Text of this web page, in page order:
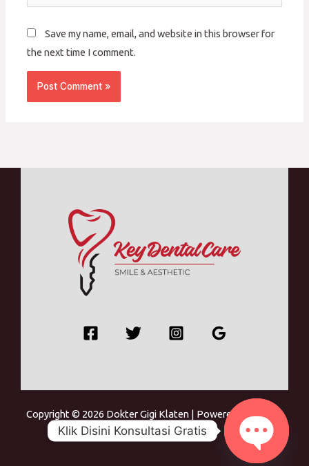
Save my name, email, and website in this browser for
the next time I comment.
Copyright © 2026 Dokter Gigi Klaten | Powered by Dokter
Gigi Klaten
Klik Disini Konsultasi Gratis